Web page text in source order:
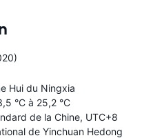
Hui du Ningxia
°C à 25,2 °C
de la Chine, UTC+8
de Yinchuan Hedong